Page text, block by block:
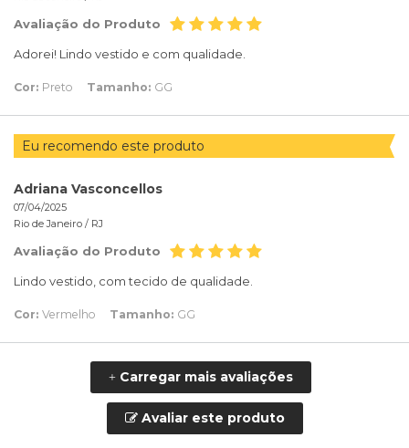
Avaliação do Produto
Adorei! Lindo vestido e com qualidade.
Cor: Preto Tamanho: GG
Eu recomendo este produto
Adriana Vasconcellos
07/04/2025
Rio de Janeiro / RJ
Avaliação do Produto
Lindo vestido, com tecido de qualidade.
Cor: Vermelho Tamanho: GG
+Carregar mais avaliações
Avaliar este produto